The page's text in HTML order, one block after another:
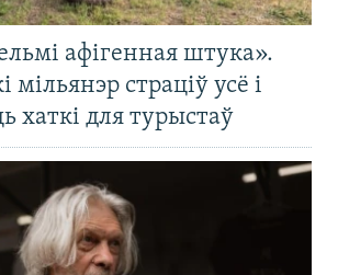
афігенная штука».
мільянэр страціў усё і
хаткі для турыстаў